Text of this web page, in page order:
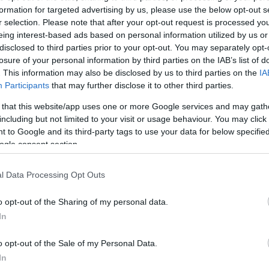
for targeted advertising by us, please use the below opt-out
selection. Please note that after your opt-out request is processed
interest-based ads based on personal information utilized by us
to third parties prior to your opt-out. You may separately
of your personal information by third parties on the IAB’s list of
This information may also be disclosed by us to third parties on the
Participants that may further disclose it to other third parties.
that this website/app uses one or more Google services and may
but not limited to your visit or usage behaviour. You may
to Google and its third-party tags to use your data for below
consent section.
Data Processing Opt Outs
opt-out of the Sharing of my personal data.
opt-out of the Sale of my Personal Data.
θα έχει ολοκληρωθεί επιτυχώς η υποβολή
Μετά, μάλιστα, και την επίλυση από το υπουργείο
με την αποστολή του αρχείου με τις
το σύνολο των σχετικών στοιχείων έχει
από την ΑΑΔΕ.
διαδικασίας υποβολής των φορολογικών
σημαντική και για έναν ακόμη λόγο:
ΔΙΑΦΗΜΙΣΗ